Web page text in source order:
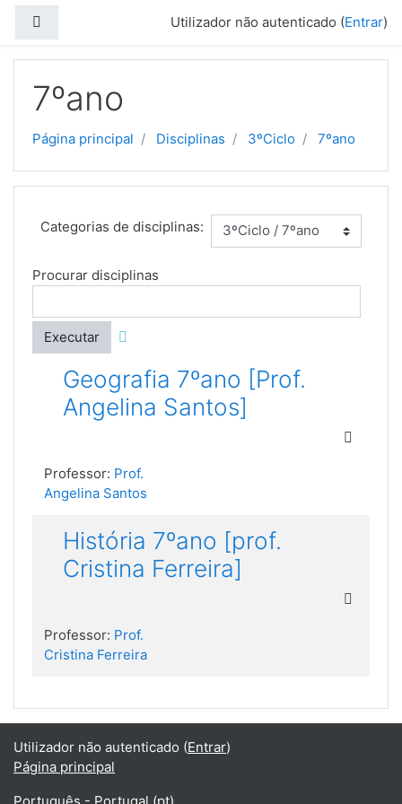
Utilizador não autenticado (Entrar)
7ºano
Página principal Disciplinas 3ºCiclo 7ºano
Categorias de disciplinas:
Procurar disciplinas
Executar
Geografia 7ºano [Prof.
Angelina Santos]
Professor: Prof.
Angelina Santos
História 7ºano [prof.
Cristina Ferreira]
Professor: Prof.
Cristina Ferreira
Utilizador não autenticado (Entrar)
Página principal